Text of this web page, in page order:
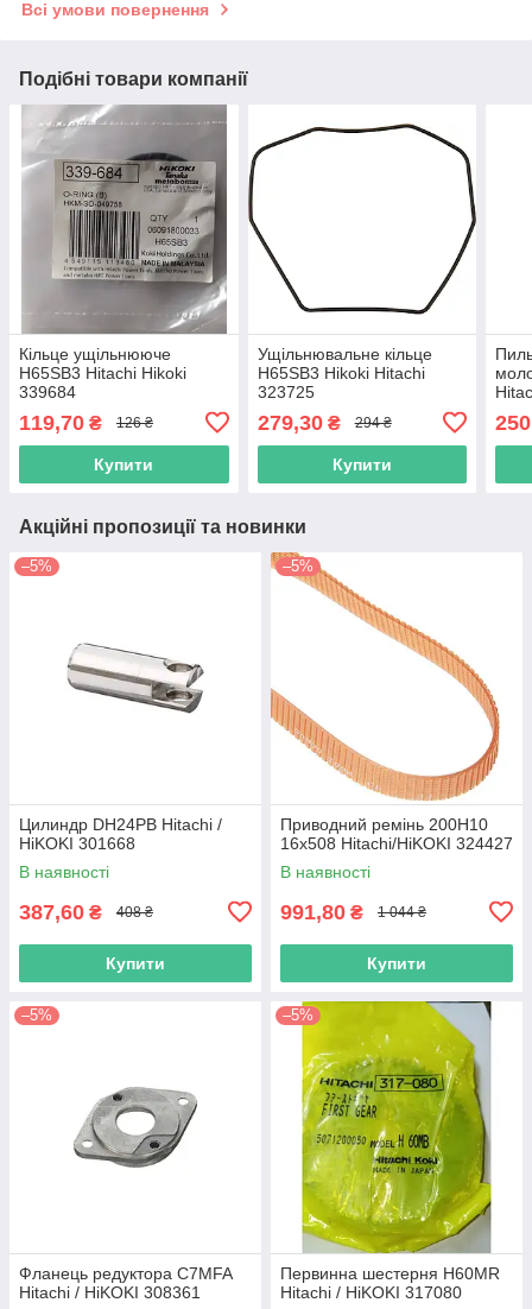
Всі умови повернення
Подібні товари компанії
Кільце ущільнююче
H65SB3 Hitachi Hikoki
339684
119,70 ₴ 126 ₴
Купити
Ущільнювальне кільце
H65SB3 Hikoki Hitachi
323725
279,30₴ 294 ₴
Купити
Акційні пропозиції та новинки
–5%
Цилиндр DH24PB Hitachi /
HiKOKI 301668
В наявності
387,60 ₴ 408 ₴
Купити
–5%
Приводний ремінь 200Н10
16х508 Hitachi/HiKOKI 324427
В наявності
991,80 ₴ 1 044 ₴
Купити
–5%
Фланець редуктора C7MFA
Hitachi / HiKOKI 308361
–5%
Первинна шестерня H60MR
Hitachi / HiKOKI 317080